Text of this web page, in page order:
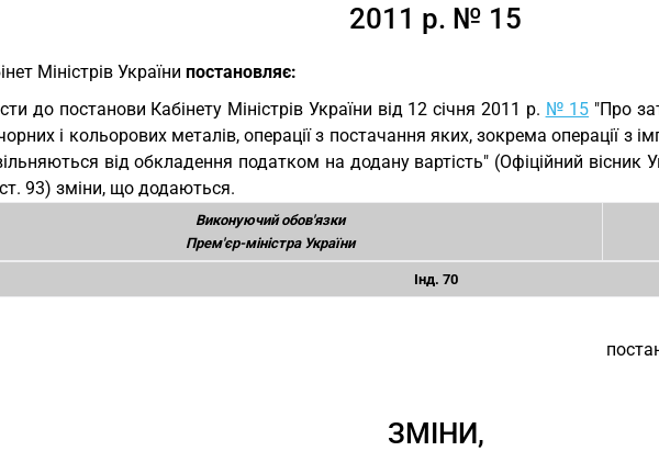
2011 р. № 15
Міністрів України постановляє:
до постанови Кабінету Міністрів України від 12 січня 2011 р. № 15 "Про
і кольорових металів, операції з постачання яких, зокрема операції з
від обкладення податком на додану вартість" (Офіційний вісник
93) зміни, що додаються.
Виконуючий обов'язки
Прем'єр-міністра України
Інд. 70
ЗМІНИ,